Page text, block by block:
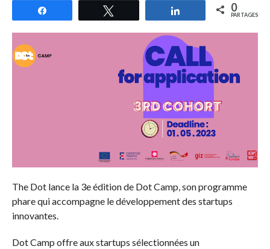
Partagez 0
PARTAGES
The Dot lance la 3e édition de Dot Camp, son programme
phare qui accompagne le développement des startups
innovantes.
Dot Camp offre aux startups sélectionnées un